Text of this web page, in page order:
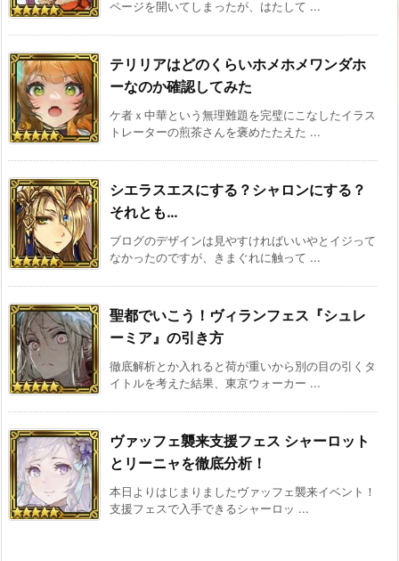
ページを開いてしまったが、はたして ...
テリリアはどのくらいホメホメワンダホ
ーなのか確認してみた
ケ者ｘ中華という無理難題を完璧にこなしたイラス
トレーターの煎茶さんを褒めたたえた ...
シエラスエスにする？シャロンにする？
それとも…
ブログのデザインは見やすければいいやとイジって
なかったのですが、きまぐれに触って ...
聖都でいこう！ヴィランフェス『シュレ
ーミア』の引き方
徹底解析とか入れると荷が重いから別の目の引くタ
イトルを考えた結果、東京ウォーカー ...
ヴァッフェ襲来支援フェス シャーロット
とリーニャを徹底分析！
本日よりはじまりましたヴァッフェ襲来イベント！
支援フェスで入手できるシャーロッ ...